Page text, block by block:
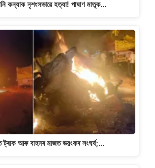
কন্যাক নৃশংসভাৱে হত্যা! পাষাণ মাতৃক…
ট্ৰাক আৰু বাহনৰ মাজত ভয়ংকৰ সংঘৰ্ষ;…